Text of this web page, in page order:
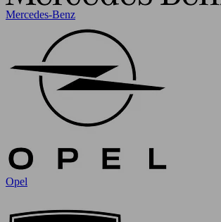
Mercedes-Benz
Opel